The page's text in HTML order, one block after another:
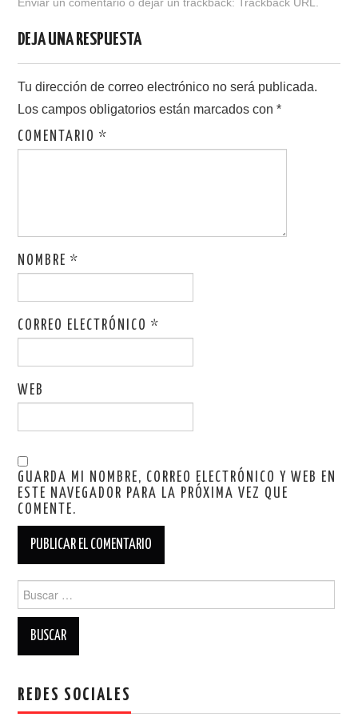
o
o
k
o
n
Enviar un comentario o dejar un trackback:Trackback URL.
DEJA UNA RESPUESTA
Tu dirección de correo electrónico no será publicada.
Los campos obligatorios están marcados con*
COMENTARIO*
NOMBRE*
CORREO ELECTRÓNICO*
WEB
GUARDA MI NOMBRE, CORREO ELECTRÓNICO Y WEB EN
ESTE NAVEGADOR PARA LA PRÓXIMA VEZ QUE
COMENTE.
Buscar:
REDES SOCIALES